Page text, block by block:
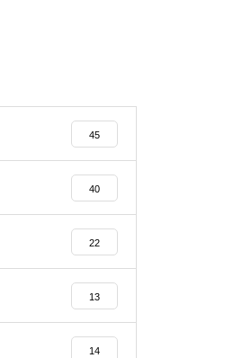
45
40
22
13
14